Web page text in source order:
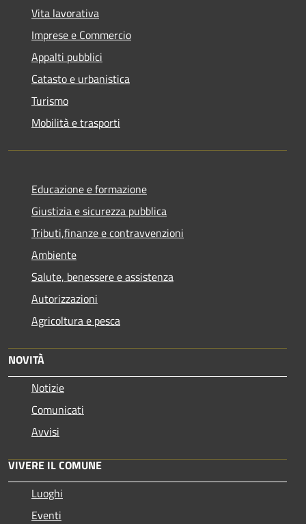
Vita lavorativa
Imprese e Commercio
Appalti pubblici
Catasto e urbanistica
Turismo
Mobilità e trasporti
Educazione e formazione
Giustizia e sicurezza pubblica
Tributi,finanze e contravvenzioni
Ambiente
Salute, benessere e assistenza
Autorizzazioni
Agricoltura e pesca
NOVITÀ
Notizie
Comunicati
Avvisi
VIVERE IL COMUNE
Luoghi
Eventi